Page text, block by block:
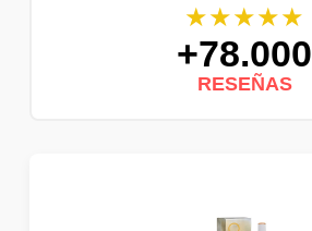
★★★★★
+78.000
RESEÑAS